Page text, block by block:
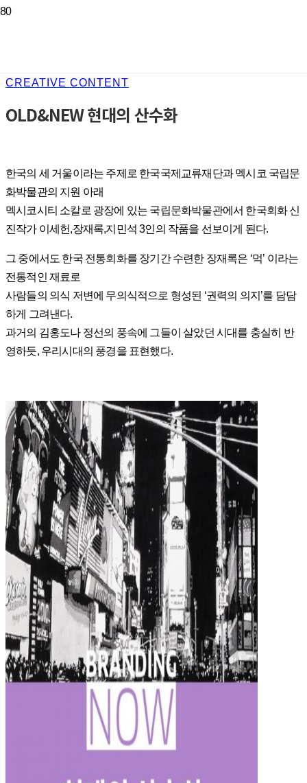
CREATIVE CONTENT
OLD&NEW 현대의 산수화
한국의 세 거울이라는 주제로 한국국제교류재단과 멕시코 국립문
화박물관의 지원 아래
멕시코시티 소칼로 광장에 있는 국립문화박물관에서 한국회화 신
진작가 이세헌,장재록,지민석 3인의 작품을 선보이게 된다.
그 중에서도 한국 전통회화를 장기간 수련한 장재록은 ‘먹’ 이라는
전통적인 재료로
사람들의 의식 저변에 무의식적으로 형성된 ‘권력의 의지’를 담담
하게 그려낸다.
과거의 김홍도나 정선의 풍속에 그들이 살았던 시대를 충실히 반
영하듯, 우리시대의 풍경을 표현했다.